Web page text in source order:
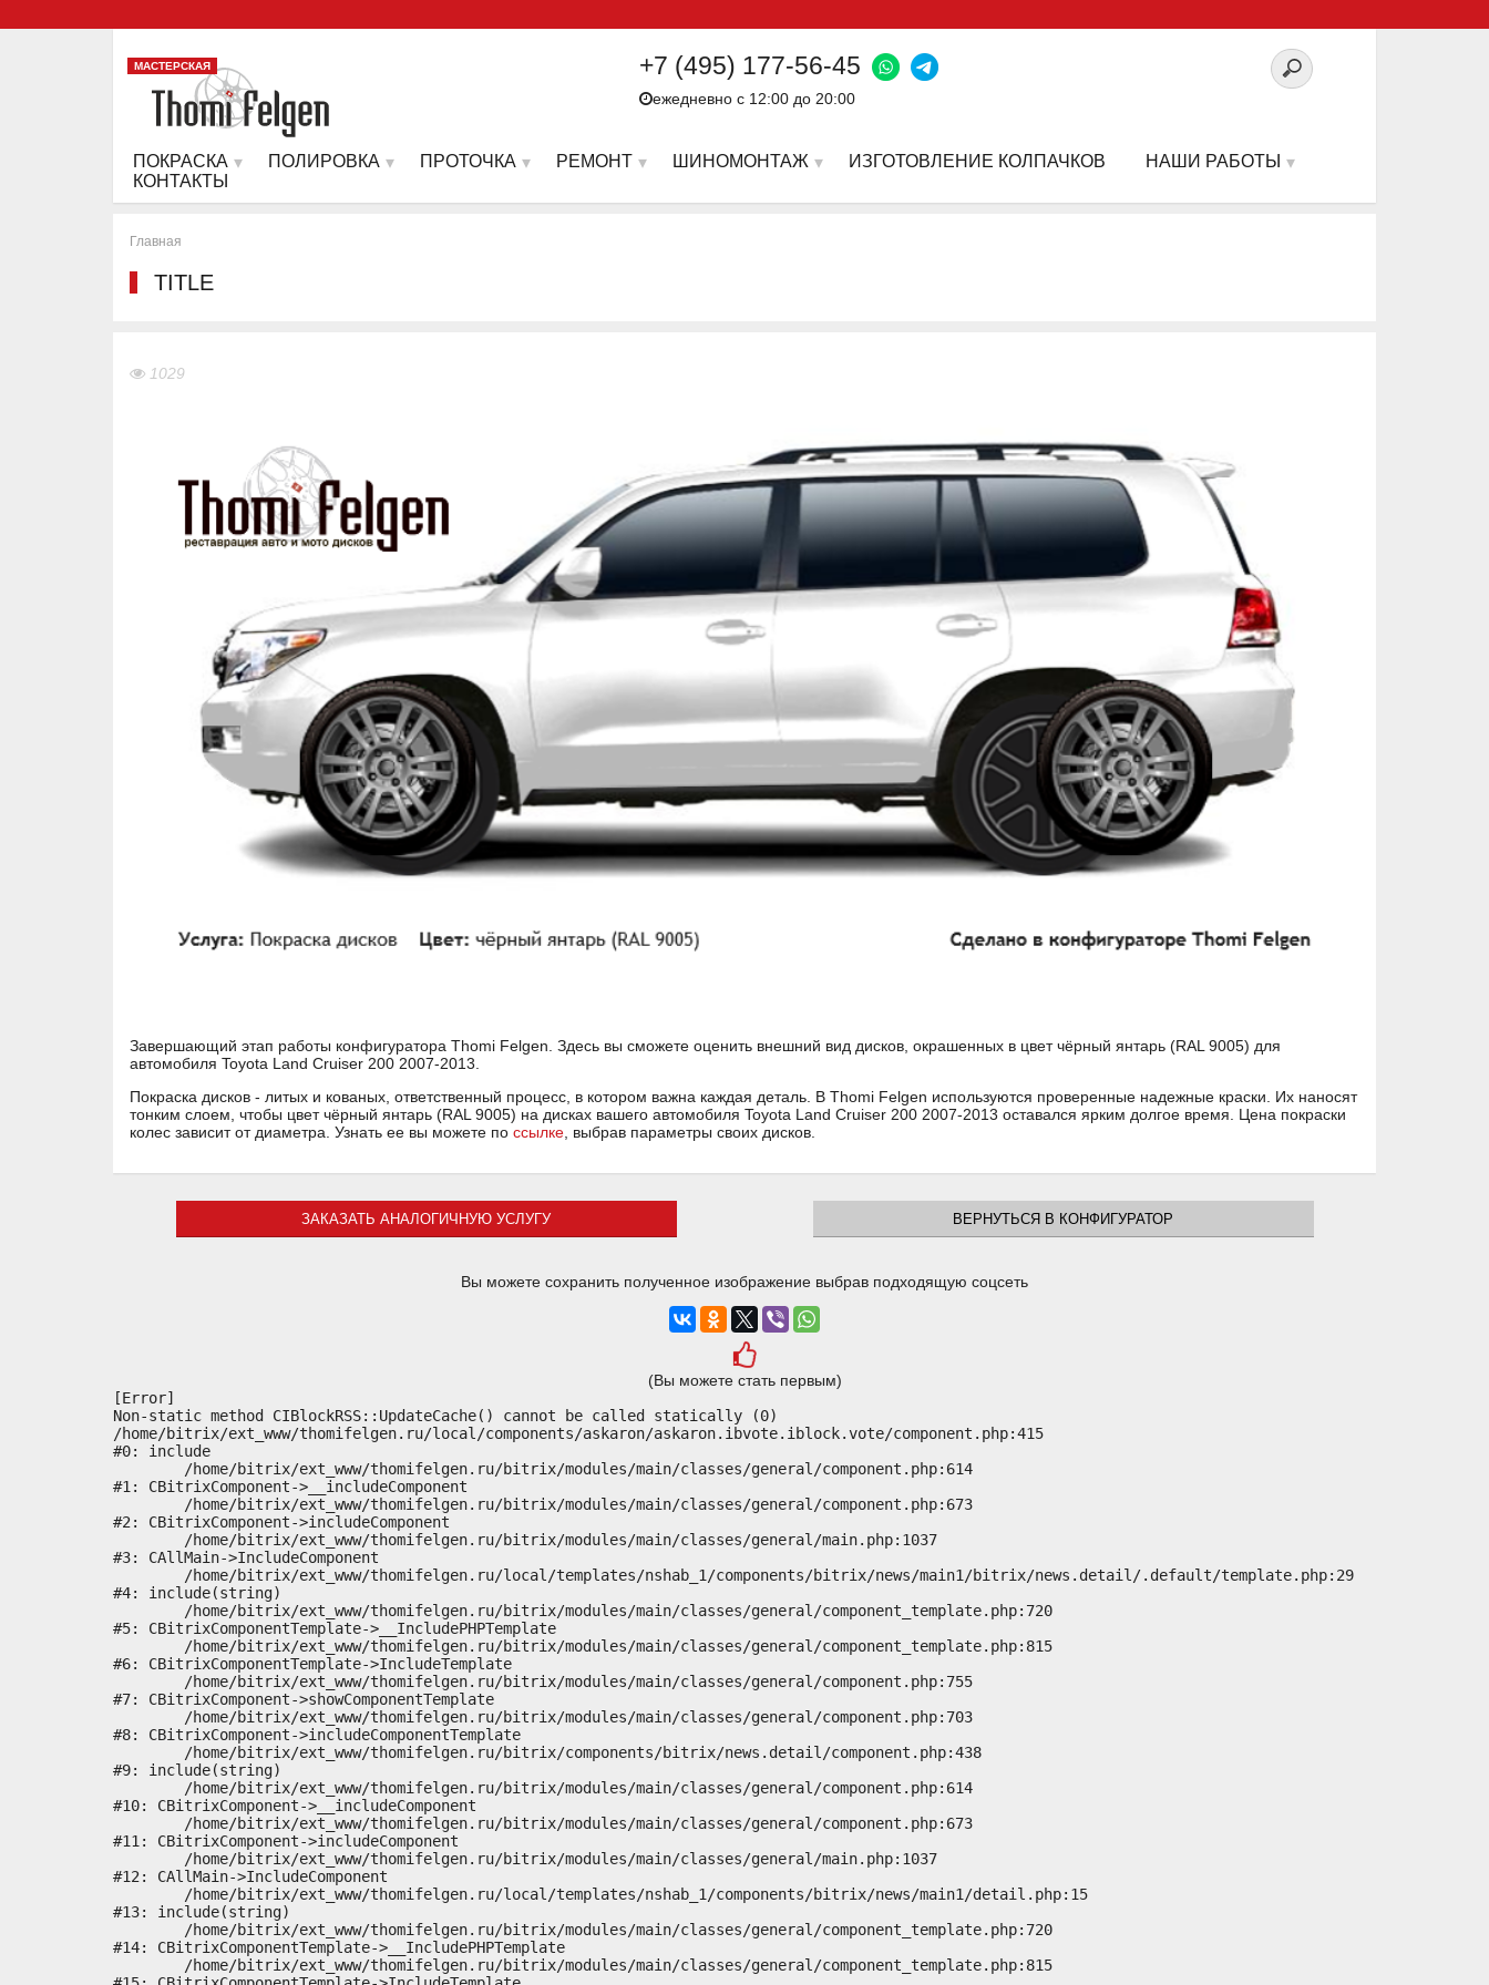
МАСТЕРСКАЯ +7 (495) 177-56-45
ежедневно с 12:00 до 20:00
ПОКРАСКА ПОЛИРОВКА ПРОТОЧКА РЕМОНТ ШИНОМОНТАЖ ИЗГОТОВЛЕНИЕ КОЛПАЧКОВ
НАШИ РАБОТЫ
КОНТАКТЫ
Главная
TITLE
1029
Завершающий этап работы конфигуратора Thomi Felgen. Здесь вы сможете оценить внешний вид дисков, окрашенных в цвет чёрный янтарь (RAL 9005) для
автомобиля Toyota Land Cruiser 200 2007-2013.
Покраска дисков - литых и кованых, ответственный процесс, в котором важна каждая деталь. В Thomi Felgen используются проверенные надежные краски. Их наносят
тонким слоем, чтобы цвет чёрный янтарь (RAL 9005) на дисках вашего автомобиля Toyota Land Cruiser 200 2007-2013 оставался ярким долгое время. Цена покраски
колес зависит от диаметра. Узнать ее вы можете по ссылке, выбрав параметры своих дисков.
ЗАКАЗАТЬ АНАЛОГИЧНУЮ УСЛУГУ ВЕРНУТЬСЯ В КОНФИГУРАТОР
Вы можете сохранить полученное изображение выбрав подходящую соцсеть
(Вы можете стать первым)
[Error]
Non-static method CIBlockRSS::UpdateCache() cannot be called statically (0)
/home/bitrix/ext_www/thomifelgen.ru/local/components/askaron/askaron.ibvote.iblock.vote/component.php:415
#0: include
#1: CBitrixComponent->__includeComponent
#2: CBitrixComponent->includeComponent
#3: CAllMain->IncludeComponent
#4: include(string)
#5: CBitrixComponentTemplate->__IncludePHPTemplate
#6: CBitrixComponentTemplate->IncludeTemplate
#7: CBitrixComponent->showComponentTemplate
#8: CBitrixComponent->includeComponentTemplate
#9: include(string)
#10: CBitrixComponent->__includeComponent
#11: CBitrixComponent->includeComponent
#12: CAllMain->IncludeComponent
#13: include(string)
#14: CBitrixComponentTemplate->__IncludePHPTemplate